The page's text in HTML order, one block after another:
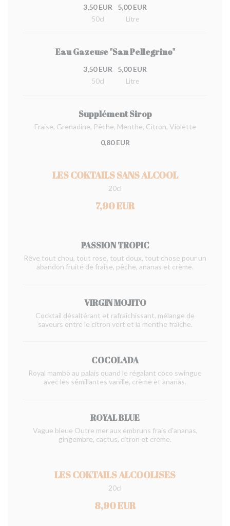
3,50 EUR
50cl
5,00 EUR
Litre
Eau Gazeuse "San Pellegrino"
3,50 EUR
50cl
5,00 EUR
Litre
Supplément Sirop
Fraise, Grenadine, Pêche, Menthe, Citron, Violette
0,80 EUR
LES COKTAILS SANS ALCOOL
20cl
7,90 EUR
PASSION TROPIC
Rêve tout chou, tout rose, tout doux, tout chose pour un
abandon fruité de fraise, pêche, ananas et crème.
VIRGIN MOJITO
Cocktail désaltérant et rafraîchissant, mélange de
saveurs entre le citron vert et la menthe fraîche.
COCOLADA
Royal mambo au palais quand le régalant coco swingue
avec les sémillantes vanille, crème et ananas.
ROYAL BLUE
Vague bleue Outre mer aux embruns frais d'ananas,
gingembre, cactus, citron et crème.
LES COKTAILS ALCOOLISES
20cl
8,90 EUR